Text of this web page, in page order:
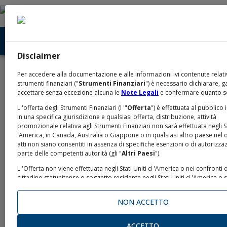
Home Prodotti e Quotazioni
Intesa Sanpaolo S.p.A.
Cedola Decrescente
Sterlina Inglese
ISIN:XS2745706445 -Tipo prodotto:OBBLIGAZIONI
Disclaimer
Per accedere alla documentazione e alle informazioni ivi contenute
strumenti finanziari ("Strumenti Finanziari") è necessario dichiarare,
accettare senza eccezione alcuna le Note Legali e confermare quanto
L 'offerta degli Strumenti Finanziari (l '"Offerta") è effettuata al pubblico
in una specifica giurisdizione e qualsiasi offerta, distribuzione, attività
promozionale relativa agli Strumenti Finanziari non sarà effettuata negli
'America, in Canada, Australia o Giappone o in qualsiasi altro paese nel
atti non siano consentiti in assenza di specifiche esenzioni o di
parte delle competenti autorità (gli "Altri Paesi").
L 'Offerta non viene effettuata negli Stati Uniti d 'America o nei confronti
cittadino statunitense o soggetto residente negli Stati Uniti d 'America o
Persona U.S. ”) e la documentazione relativa
non può essere distribuita negli Stati Uniti. Gli Strumenti Finanziari non
saranno registrati ai sensi dello United States Securities Act del 1993,
NON ACCETTO